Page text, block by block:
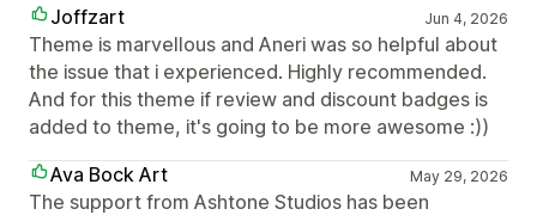
Joffzart Jun 4, 2026
Theme is marvellous and Aneri was so helpful about
the issue that i experienced. Highly recommended.
And for this theme if review and discount badges is
added to theme, it's going to be more awesome :))
Ava Bock Art
May 29, 2026
The support from Ashtone Studios has been